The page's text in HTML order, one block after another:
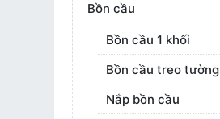
Bồn cầu
Bồn cầu 1 khối
Bồn cầu treo tường
Nắp bồn cầu